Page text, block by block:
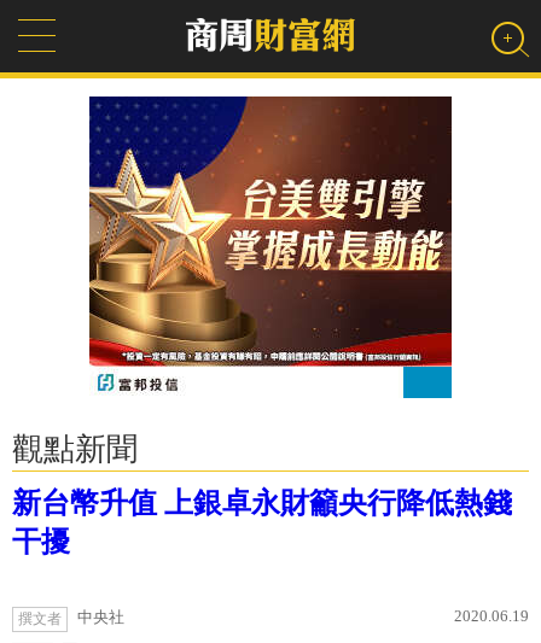
觀點新聞
新台幣升值 上銀卓永財籲央行降低熱錢
干擾
撰文者 中央社 2020.06.19